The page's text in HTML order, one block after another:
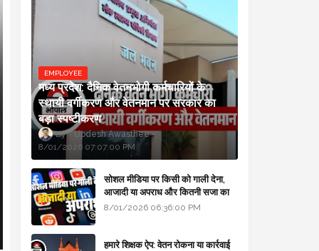
EMPLOYEE
मध्य प्रदेश: दैनिक वेतनभोगी कर्मचारियों के
स्थायी वर्गीकरण और वेतनमान पर सरकार का
बड़ा स्पष्टीकरण
Updesh Awasthee
8/01/2026 07:07:00 PM
सोशल मीडिया पर किसी को गाली देना,
आजादी या अपराध और कितनी सजा का
प्रावधान - free legal advice
8/01/2026 06:36:00 PM
हमारे शिक्षक ऐप: वेतन रोकना या कार्रवाई